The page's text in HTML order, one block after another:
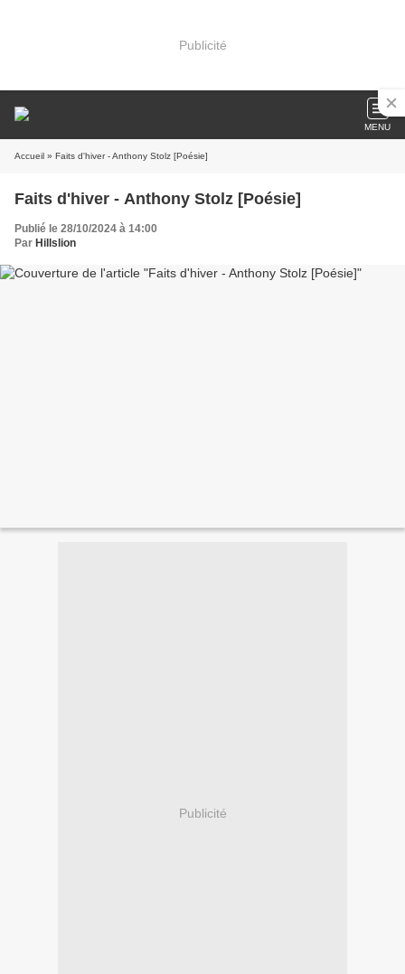
Publicité
MENU
Accueil » Faits d'hiver - Anthony Stolz [Poésie]
Faits d'hiver - Anthony Stolz [Poésie]
Publié le 28/10/2024 à 14:00
Par Hillslion
Publicité